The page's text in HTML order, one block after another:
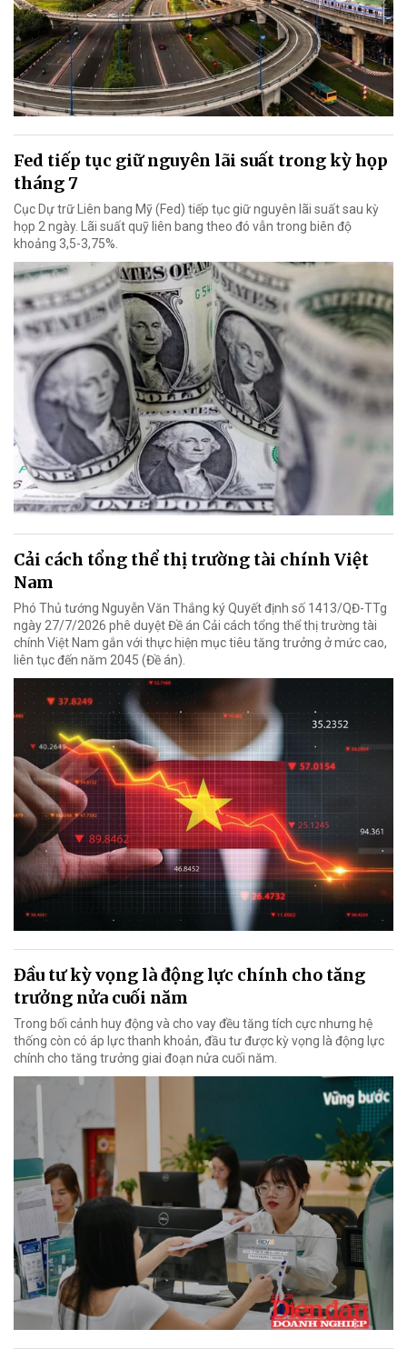
Fed tiếp tục giữ nguyên lãi suất trong kỳ họp
tháng 7
Cục Dự trữ Liên bang Mỹ (Fed) tiếp tục giữ nguyên lãi suất sau kỳ
họp 2 ngày. Lãi suất quỹ liên bang theo đó vẫn trong biên độ
khoảng 3,5-3,75%.
Cải cách tổng thể thị trường tài chính Việt
Nam
Phó Thủ tướng Nguyễn Văn Thắng ký Quyết định số 1413/QĐ-TTg
ngày 27/7/2026 phê duyệt Đề án Cải cách tổng thể thị trường tài
chính Việt Nam gắn với thực hiện mục tiêu tăng trưởng ở mức cao,
liên tục đến năm 2045 (Đề án).
Đầu tư kỳ vọng là động lực chính cho tăng
trưởng nửa cuối năm
Trong bối cảnh huy động và cho vay đều tăng tích cực nhưng hệ
thống còn có áp lực thanh khoản, đầu tư được kỳ vọng là động lực
chính cho tăng trưởng giai đoạn nửa cuối năm.